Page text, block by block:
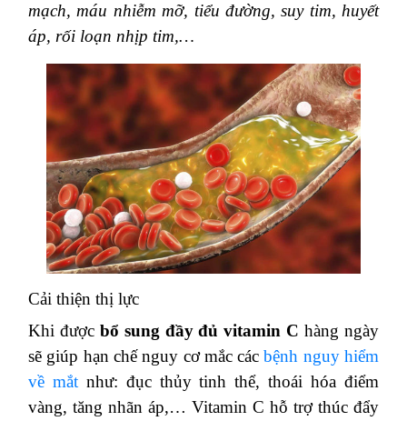
mạch, máu nhiễm mỡ, tiểu đường, suy tim, huyết
áp, rối loạn nhịp tim,…
Cải thiện thị lực
Khi được bổ sung đầy đủ vitamin C hàng ngày
sẽ giúp hạn chế nguy cơ mắc cácbệnh nguy hiểm
về mắtnhư: đục thủy tinh thể, thoái hóa điểm
vàng, tăng nhãn áp,… Vitamin C hỗ trợ thúc đẩy